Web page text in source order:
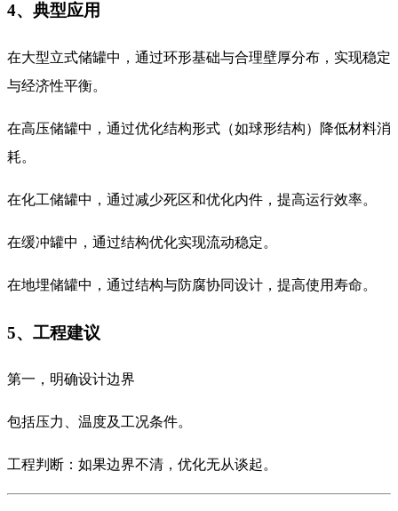
4、典型应用
在大型立式储罐中，通过环形基础与合理壁厚分布，实现稳定
与经济性平衡。
在高压储罐中，通过优化结构形式（如球形结构）降低材料消
耗。
在化工储罐中，通过减少死区和优化内件，提高运行效率。
在缓冲罐中，通过结构优化实现流动稳定。
在地埋储罐中，通过结构与防腐协同设计，提高使用寿命。
5、工程建议
第一，明确设计边界
包括压力、温度及工况条件。
工程判断：如果边界不清，优化无从谈起。